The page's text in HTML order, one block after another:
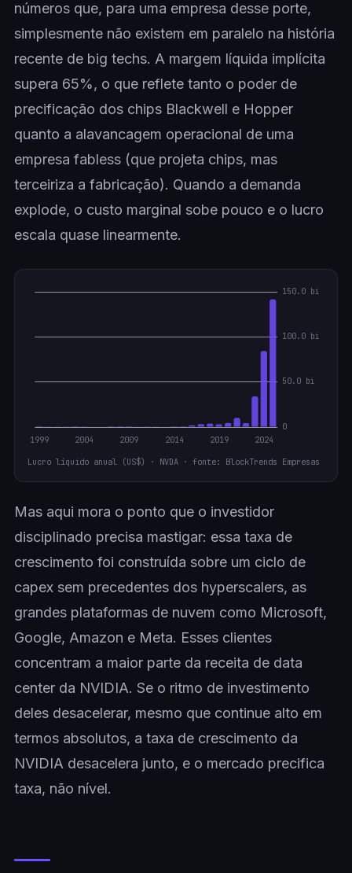
números que, para uma empresa desse porte,
simplesmente não existem em paralelo na história
recente de big techs. A margem líquida implícita
supera 65%, o que reflete tanto o poder de
precificação dos chips Blackwell e Hopper
quanto a alavancagem operacional de uma
empresa fabless (que projeta chips, mas
terceiriza a fabricação). Quando a demanda
explode, o custo marginal sobe pouco e o lucro
escala quase linearmente.
Lucro líquido anual (US$) · NVDA · fonte: BlockTrends Empresas
Mas aqui mora o ponto que o investidor
disciplinado precisa mastigar: essa taxa de
crescimento foi construída sobre um ciclo de
capex sem precedentes dos hyperscalers, as
grandes plataformas de nuvem como Microsoft,
Google, Amazon e Meta. Esses clientes
concentram a maior parte da receita de data
center da NVIDIA. Se o ritmo de investimento
deles desacelerar, mesmo que continue alto em
termos absolutos, a taxa de crescimento da
NVIDIA desacelera junto, e o mercado precifica
taxa, não nível.